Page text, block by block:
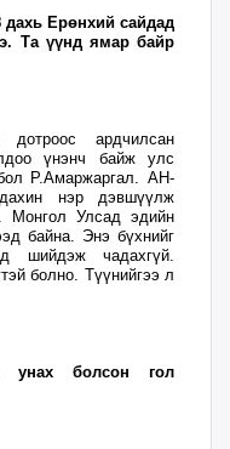
Ерөнхий сайдад
Та үүнд ямар байр
дотроос ардчилсан
үнэнч байж улс
Р.Амаржаргал. АН-
нэр дэвшүүлж
Монгол Улсад эдийн
байна. Энэ бүхнийг
шийдэж чадахгүй.
болно. Түүнийгээ л
унах болсон гол